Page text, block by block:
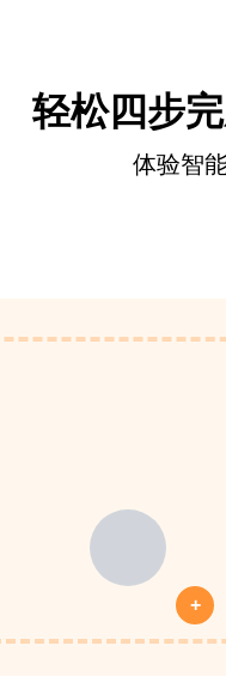
轻松四步
体验智
+